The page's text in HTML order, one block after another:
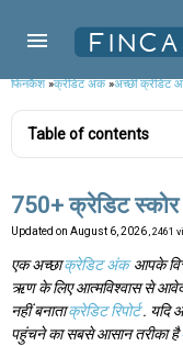
फिनकैश»क्रेडिट अंक»अच्छी क्रेडिट
Table of contents
750+ क्रेडिट
Updated on August 6, 2026 , 2461
एक अच्छाक्रेडिट अंकआपके
ऋण के लिए आत्मविश्वास से
नहीं बनाताक्रेडिट रिपोर्ट. यदि
पहुंचने का सबसे आसान तरीका है